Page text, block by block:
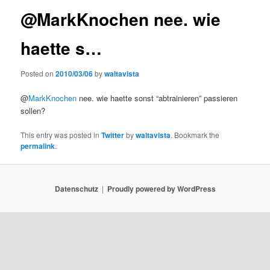
@MarkKnochen nee. wie
haette s…
Posted on2010/03/06bywaltavista
@MarkKnochen nee. wie haette sonst “abtrainieren” passieren
sollen?
This entry was posted inTwitterbywaltavista. Bookmark the
permalink.
Datenschutz Proudly powered by WordPress